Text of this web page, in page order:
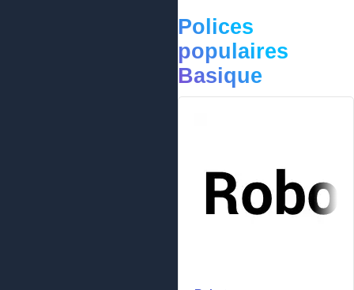
Polices
populaires
Basique